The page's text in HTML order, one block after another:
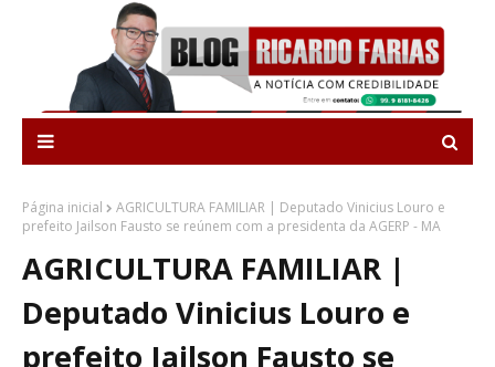
Página inicial
AGRICULTURA FAMILIAR | Deputado Vinicius Louro e
prefeito Jailson Fausto se reúnem com a presidenta da AGERP - MA
AGRICULTURA FAMILIAR |
Deputado Vinicius Louro e
prefeito Jailson Fausto se